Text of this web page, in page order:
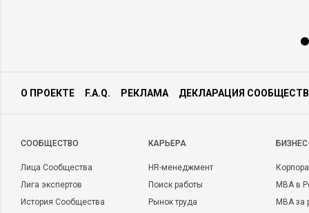
О ПРОЕКТЕ F.A.Q. РЕКЛАМА ДЕКЛАРАЦИЯ
CООБЩЕСТВО
Лица Сообщества
Лига экспертов
История Сообщества
КАРЬЕРА
HR-менеджмент
Поиск работы
Рынок труда
MBA в
MBA